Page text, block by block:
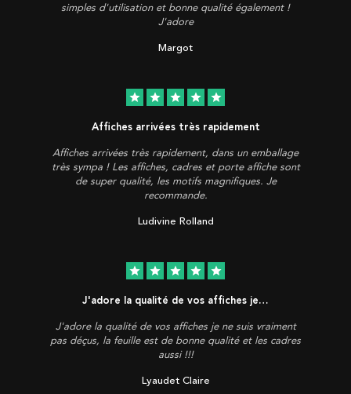
simples d'utilisation et bonne qualité également !
J'adore
Margot
star star star star star
Affiches arrivées très rapidement
Affiches arrivées très rapidement, dans un emballage
très sympa ! Les affiches, cadres et porte affiche sont
de super qualité, les motifs magnifiques. Je
recommande.
Ludivine Rolland
star star star star star
J'adore la qualité de vos affiches je…
J'adore la qualité de vos affiches je ne suis vraiment
pas déçus, la feuille est de bonne qualité et les cadres
aussi !!!
Lyaudet Claire